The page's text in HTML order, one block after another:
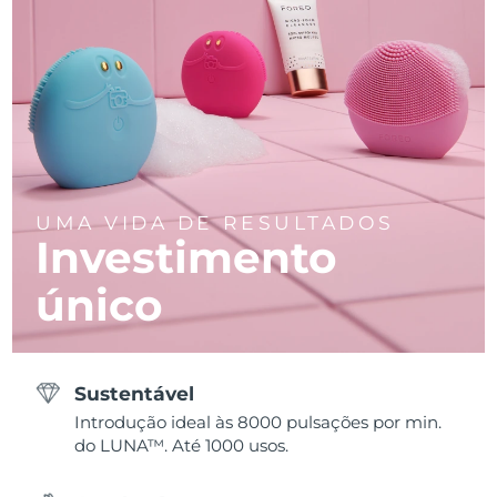
UMA VIDA DE RESULTADOS
Investimento
único
Sustentável
Introdução ideal às 8000 pulsações por min.
do LUNA™. Até 1000 usos.